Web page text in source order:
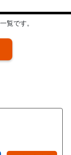
覧です。